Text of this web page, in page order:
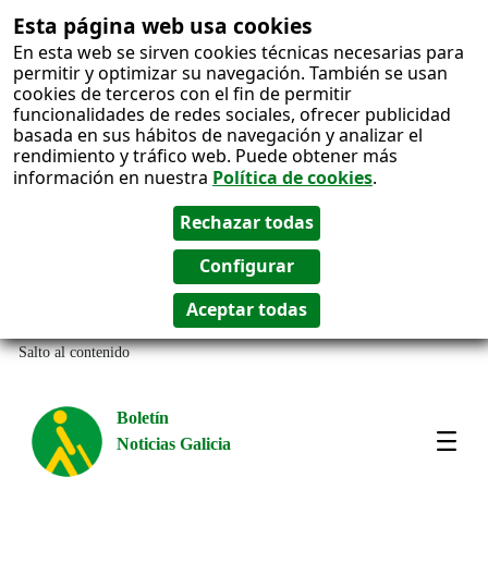
Esta página web usa cookies
En esta web se sirven cookies técnicas necesarias para
permitir y optimizar su navegación. También se usan
cookies de terceros con el fin de permitir
funcionalidades de redes sociales, ofrecer publicidad
basada en sus hábitos de navegación y analizar el
rendimiento y tráfico web. Puede obtener más
información en nuestra Política de cookies.
Salto al contenido
Boletín
Noticias Galicia